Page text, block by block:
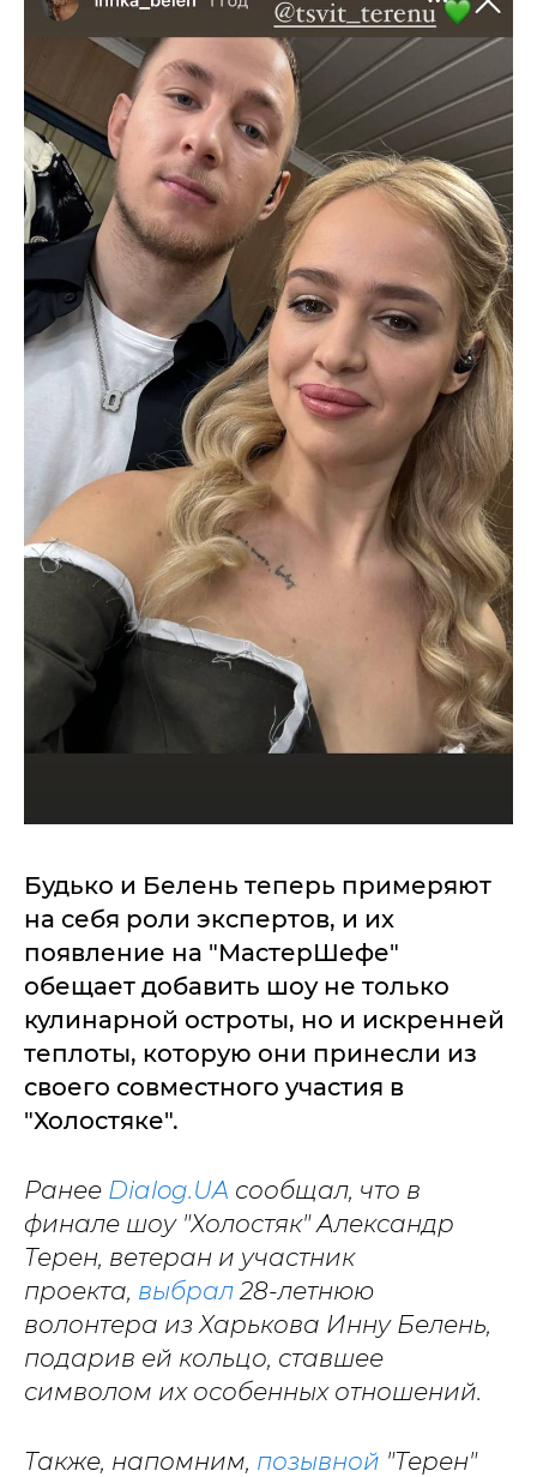
Будько и Белень теперь примеряют
на себя роли экспертов, и их
появление на "МастерШефе"
обещает добавить шоу не только
кулинарной остроты, но и искренней
теплоты, которую они принесли из
своего совместного участия в
"Холостяке".
Ранее Dialog.UA сообщал, что в
финале шоу "Холостяк" Александр
Терен, ветеран и участник
проекта, выбрал28-летнюю
волонтера из Харькова Инну Белень,
подарив ей кольцо, ставшее
символом их особенных отношений.
Также, напомним, позывной "Терен"